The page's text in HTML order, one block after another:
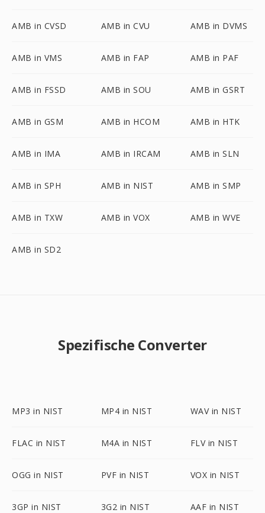
AMB in CVSD AMB in CVU AMB in DVMS
AMB in VMS AMB in FAP AMB in PAF
AMB in FSSD AMB in SOU AMB in GSRT
AMB in GSM AMB in HCOM AMB in HTK
AMB in IMA AMB in IRCAM AMB in SLN
AMB in SPH AMB in NIST AMB in SMP
AMB in TXW AMB in VOX AMB in WVE
AMB in SD2
Spezifische Converter
MP3 in NIST MP4 in NIST WAV in NIST
FLAC in NIST M4A in NIST FLV in NIST
OGG in NIST PVF in NIST VOX in NIST
3GP in NIST 3G2 in NIST AAF in NIST